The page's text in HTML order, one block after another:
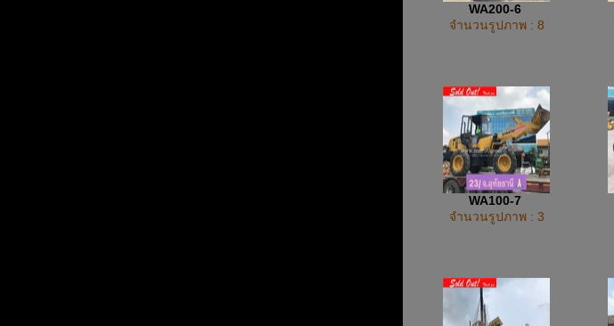
WA200-6
จำนวนรูปภาพ : 8
WA100-7
จำนวนรูปภาพ : 3